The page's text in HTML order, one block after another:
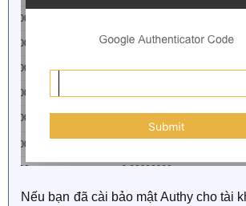
Nếu bạn đã cài bảo mật Authy cho tài